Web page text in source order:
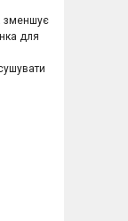
зменшує
для